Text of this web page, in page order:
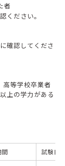
者
ください。
確認してくださ
高等学校卒業者
上の学力がある
間 試験日